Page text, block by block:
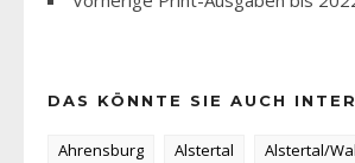
DAS KÖNNTE SIE AUCH
Ahrensburg Alstertal
Alstertal/